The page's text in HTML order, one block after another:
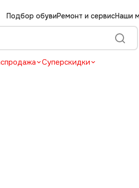
Подбор обувиРемонт и сервисНаши
Суперскидки